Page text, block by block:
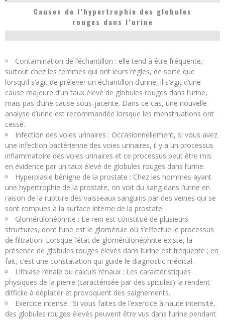
Causes de l’hypertrophie des globules
rouges dans l’urine
Contamination de l’échantillon : elle tend à être fréquente,
surtout chez les femmes qui ont leurs règles, de sorte que
lorsqu’il s’agit de prélever un échantillon d’urine, il s’agit d’une
cause majeure d’un taux élevé de globules rouges dans l’urine,
mais pas d’une cause sous-jacente. Dans ce cas, une nouvelle
analyse d’urine est recommandée lorsque les menstruations ont
cessé.
Infection des voies urinaires : Occasionnellement, si vous avez
une infection bactérienne des voies urinaires, il y a un processus
inflammatoire des voies urinaires et ce processus peut être mis
en évidence par un taux élevé de globules rouges dans l’urine.
Hyperplasie bénigne de la prostate : Chez les hommes ayant
une hypertrophie de la prostate, on voit du sang dans l’urine en
raison de la rupture des vaisseaux sanguins par des veines qui se
sont rompues à la surface interne de la prostate.
Glomérulonéphrite : Le rein est constitué de plusieurs
structures, dont l’une est le glomérule où s’effectue le processus
de filtration. Lorsque l’état de glomérulonéphrite existe, la
présence de globules rouges élevés dans l’urine est fréquente ; en
fait, c’est une constatation qui guide le diagnostic médical.
Lithiase rénale ou calculs rénaux : Les caractéristiques
physiques de la pierre (caractérisée par des spicules) la rendent
difficile à déplacer et provoquent des saignements.
Exercice intense : Si vous faites de l’exercice à haute intensité,
des globules rouges élevés peuvent être vus dans l’urine pendant